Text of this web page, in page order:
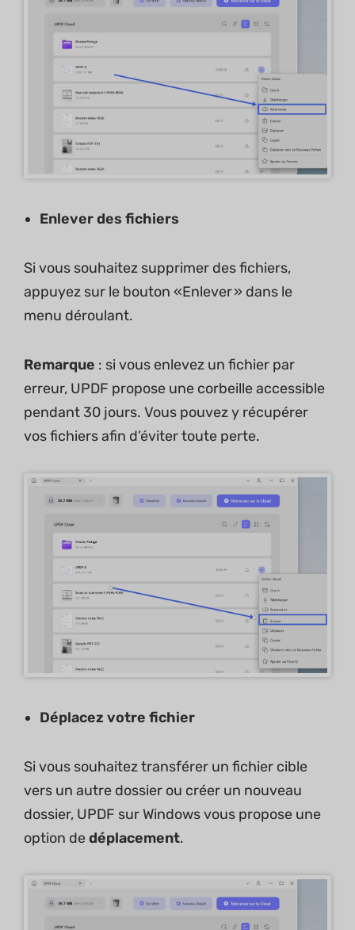
Enleverdes fichiers
Si vous souhaitez supprimer des fichiers,
appuyez sur le bouton «Enlever » dans le
menu déroulant.
Remarque : si vous enlevez un fichier par
erreur, UPDF propose une corbeille accessible
pendant 30 jours. Vous pouvez y récupérer
vos fichiers afin d’éviter toute perte.
Déplacez votre fichier
Si vous souhaitez transférer un fichier cible
vers un autre dossier ou créer un nouveau
dossier, UPDF sur Windows vous propose une
option dedéplacement.